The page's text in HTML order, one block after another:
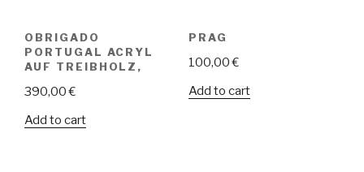
OBRIGADO
PORTUGAL ACRYL
AUF TREIBHOLZ,
390,00€
Add to cart
PRAG
100,00€
Add to cart